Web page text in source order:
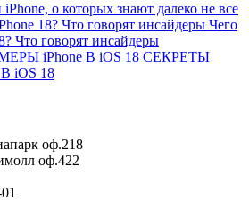
о которых знают далеко не все
Чего
Что говорят инсайдеры
СЕКРЕТЫ
iOS 18
оф.218
оф.422